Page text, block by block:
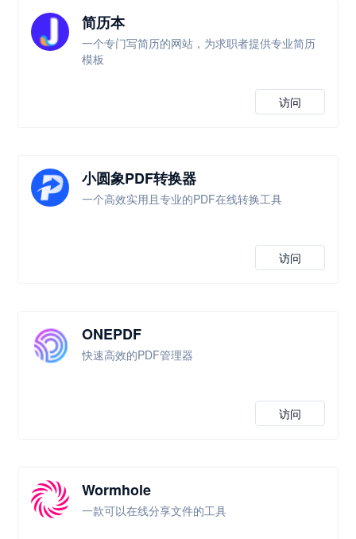
简历本
一个专门写简历的网站，为求职者提供专业简历
模板
访问
小圆象PDF转换器
一个高效实用且专业的PDF在线转换工具
访问
ONEPDF
快速高效的PDF管理器
访问
Wormhole
一款可以在线分享文件的工具